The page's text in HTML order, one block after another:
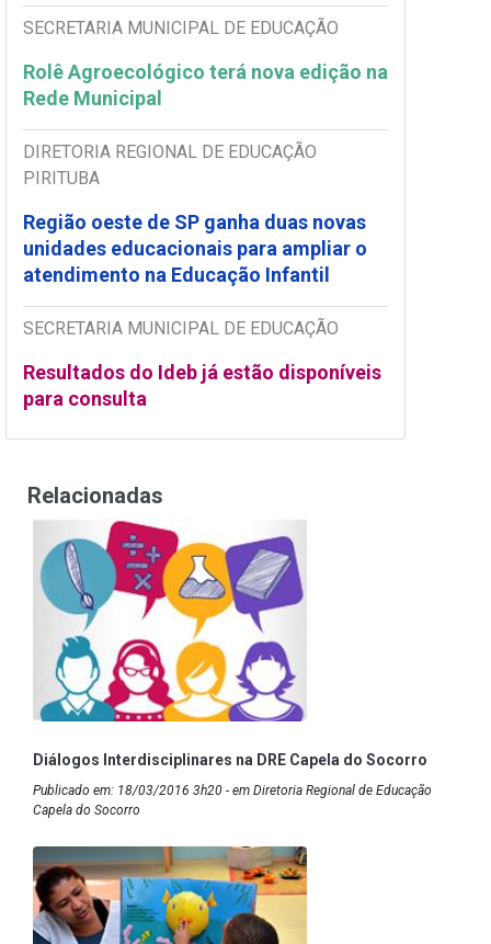
SECRETARIA MUNICIPAL DE EDUCAÇÃO
Rolê Agroecológico terá nova edição na
Rede Municipal
DIRETORIA REGIONAL DE EDUCAÇÃO
PIRITUBA
Região oeste de SP ganha duas novas
unidades educacionais para ampliar o
atendimento na Educação Infantil
SECRETARIA MUNICIPAL DE EDUCAÇÃO
Resultados do Ideb já estão disponíveis
para consulta
Relacionadas
Diálogos Interdisciplinares na DRE Capela do Socorro
Publicado em: 18/03/2016 3h20 - em Diretoria Regional de Educação
Capela do Socorro